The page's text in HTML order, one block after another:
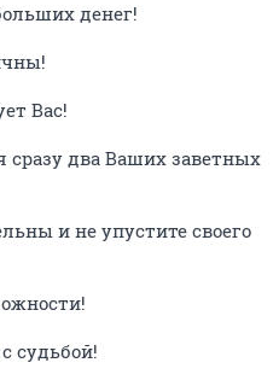
денег!
Вас!
сразу два Ваших заветных
и не упустите своего
судьбой!